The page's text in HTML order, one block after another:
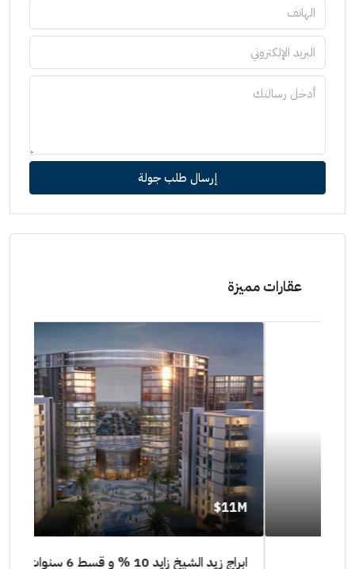
إرسال طلب جولة
عقارات مميزة
ابراج زيد الشيخ زايد 10 % و قسط 6 سنوات [ابراج